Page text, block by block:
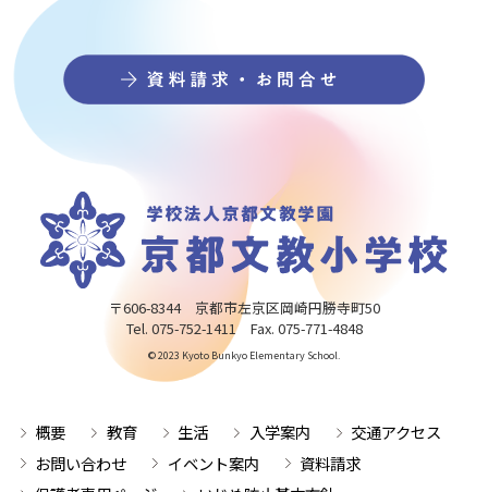
〒606-8344 京都市左京区岡崎円勝寺町50
Tel. 075-752-1411 Fax. 075-771-4848
© 2023 Kyoto Bunkyo Elementary School.
概要 教育 生活 入学案内
交通アクセス
お問い合わせ
イベント案内
資料請求